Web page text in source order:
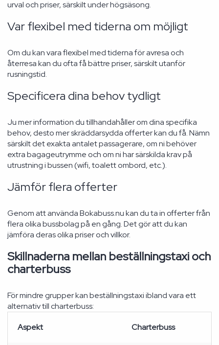
urval och priser, särskilt under högsäsong.
Var flexibel med tiderna om möjligt
Om du kan vara flexibel med tiderna för avresa och
återresa kan du ofta få bättre priser, särskilt utanför
rusningstid.
Specificera dina behov tydligt
Ju mer information du tillhandahåller om dina specifika
behov, desto mer skräddarsydda offerter kan du få. Nämn
särskilt det exakta antalet passagerare, om ni behöver
extra bagageutrymme och om ni har särskilda krav på
utrustning i bussen (wifi, toalett ombord, etc.).
Jämför flera offerter
Genom att använda Bokabuss.nu kan du ta in offerter från
flera olika bussbolag på en gång. Det gör att du kan
jämföra deras olika priser och villkor.
Skillnaderna mellan beställningstaxi och
charterbuss
För mindre grupper kan beställningstaxi ibland vara ett
alternativ till charterbuss:
Aspekt Charterbuss